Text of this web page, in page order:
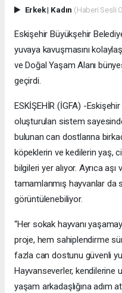
Erkek| Kadın (Haberi Sesli
Eskişehir Büyükşehir
yuvaya kavuşmasını
ve Doğal Yaşam Alanı
geçirdi.
ESKİŞEHİR (İGFA) -
oluşturulan sistem
bulunan can dostlarına
köpeklerin ve kedilerin yaş,
bilgileri yer alıyor. Ayrıca aşı
tamamlanmış hayvanlar da
görüntülenebiliyor.
“Her sokak hayvanı
proje, hem sahiplendirme
fazla can dostunu güvenli
Hayvanseverler, kendilerine
yaşam arkadaşlığına adım